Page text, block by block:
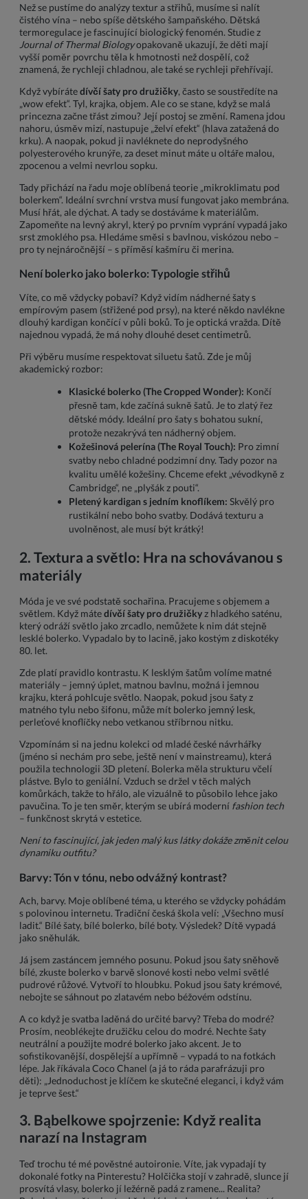
Než se pustíme do analýzy textur a střihů, musíme si nalít
čistého vína – nebo spíše dětského šampaňského. Dětská
termoregulace je fascinující biologický fenomén. Studie z
Journal of Thermal Biologyopakovaně ukazují, že děti mají
vyšší poměr povrchu těla k hmotnosti než dospělí, což
znamená, že rychleji chladnou, ale také se rychleji přehřívají.
Když vybírátedívčí šaty pro družičky, často se soustředíte na
„wow efekt“. Tyl, krajka, objem. Ale co se stane, když se malá
princezna začne třást zimou? Její postoj se změní. Ramena jdou
nahoru, úsměv mizí, nastupuje „želví efekt“ (hlava zatažená do
krku). A naopak, pokud ji navléknete do neprodyšného
polyesterového krunýře, za deset minut máte u oltáře malou,
zpocenou a velmi nevrlou sopku.
Tady přichází na řadu moje oblíbená teorie „mikroklimatu pod
bolerkem“. Ideální svrchní vrstva musí fungovat jako membrána.
Musí hřát, ale dýchat. A tady se dostáváme k materiálům.
Zapomeňte na levný akryl, který po prvním vyprání vypadá jako
srst zmoklého psa. Hledáme směsi s bavlnou, viskózou nebo –
pro ty nejnáročnější – s příměsí kašmíru či merina.
Není bolerko jako bolerko: Typologie střihů
Víte, co mě vždycky pobaví? Když vidím nádherné šaty s
empírovým pasem (střižené pod prsy), na které někdo navlékne
dlouhý kardigan končící v půli boků. To je optická vražda. Dítě
najednou vypadá, že má nohy dlouhé deset centimetrů.
Při výběru musíme respektovat siluetu šatů. Zde je můj
akademický rozbor:
Klasické bolerko (The Cropped Wonder): Končí
přesně tam, kde začíná sukně šatů. Je to zlatý řez
dětské módy. Ideální pro šaty s bohatou sukní,
protože nezakrývá ten nádherný objem.
Kožešinová pelerína (The Royal Touch): Pro zimní
svatby nebo chladné podzimní dny. Tady pozor na
kvalitu umělé kožešiny. Chceme efekt „vévodkyně z
Cambridge“, ne „plyšák z pouti“.
Pletený kardigan s jedním knoflíkem: Skvělý pro
rustikální nebo boho svatby. Dodává texturu a
uvolněnost, ale musí být krátký!
2. Textura a světlo: Hra na schovávanou s
materiály
Móda je ve své podstatě sochařina. Pracujeme s objemem a
světlem. Když mátedívčí šaty pro družičkyz hladkého saténu,
který odráží světlo jako zrcadlo, nemůžete k nim dát stejně
lesklé bolerko. Vypadalo by to lacině, jako kostým z diskotéky
80. let.
Zde platí pravidlo kontrastu. K lesklým šatům volíme matné
materiály – jemný úplet, matnou bavlnu, možná i jemnou
krajku, která pohlcuje světlo. Naopak, pokud jsou šaty z
matného tylu nebo šifonu, může mít bolerko jemný lesk,
perleťové knoflíčky nebo vetkanou stříbrnou nitku.
Vzpomínám si na jednu kolekci od mladé české návrhářky
(jméno si nechám pro sebe, ještě není v mainstreamu), která
použila technologii 3D pletení. Bolerka měla strukturu včelí
plástve. Bylo to geniální. Vzduch se držel v těch malých
komůrkách, takže to hřálo, ale vizuálně to působilo lehce jako
pavučina. To je ten směr, kterým se ubírá moderní fashion tech
– funkčnost skrytá v estetice.
Není to fascinující, jak jeden malý kus látky dokáže změnit celou
dynamiku outfitu?
Barvy: Tón v tónu, nebo odvážný kontrast?
Ach, barvy. Moje oblíbené téma, u kterého se vždycky pohádám
s polovinou internetu. Tradiční česká škola velí: „Všechno musí
ladit.“ Bílé šaty, bílé bolerko, bílé boty. Výsledek? Dítě vypadá
jako sněhulák.
Já jsem zastáncem jemného posunu. Pokud jsou šaty sněhově
bílé, zkuste bolerko v barvě slonové kosti nebo velmi světlé
pudrové růžové. Vytvoří to hloubku. Pokud jsou šaty krémové,
nebojte se sáhnout po zlatavém nebo béžovém odstínu.
A co když je svatba laděná do určité barvy? Třeba do modré?
Prosím, neoblékejte družičku celou do modré. Nechte šaty
neutrální a použijte modré bolerko jako akcent. Je to
sofistikovanější, dospělejší a upřímně – vypadá to na fotkách
lépe. Jak říkávala Coco Chanel (a já to ráda parafrázuji pro
děti): „Jednoduchost je klíčem ke skutečné eleganci, i když vám
je teprve šest.“
3. Bąbelkowe spojrzenie: Když realita
narazí na Instagram
Teď trochu té mé pověstné autoironie. Víte, jak vypadají ty
dokonalé fotky na Pinterestu? Holčička stojí v zahradě, slunce jí
prosvítá vlasy, bolerko jí ležérně padá z ramene... Realita?